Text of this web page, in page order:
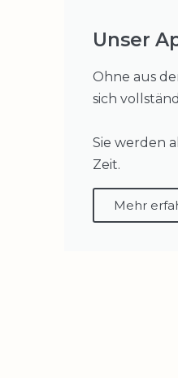
Unser
Ohne aus
sich
Sie werden
Zeit.
Mehr